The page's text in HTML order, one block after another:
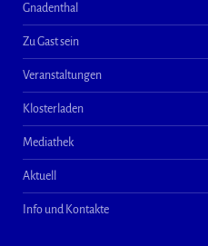
Gnadenthal
Zu Gast sein
Veranstaltungen
Klosterladen
Mediathek
Aktuell
Info und Kontakte